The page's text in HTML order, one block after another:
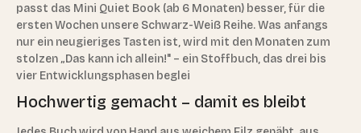
passt das Mini Quiet Book (ab 6 Monaten) besser, für die
ersten Wochen unsere Schwarz-Weiß Reihe. Was anfangs
nur ein neugieriges Tasten ist, wird mit den Monaten zum
stolzen „Das kann ich allein!" – ein Stoffbuch, das drei bis
vier Entwicklungsphasen beglei
Hochwertig gemacht – damit es bleibt